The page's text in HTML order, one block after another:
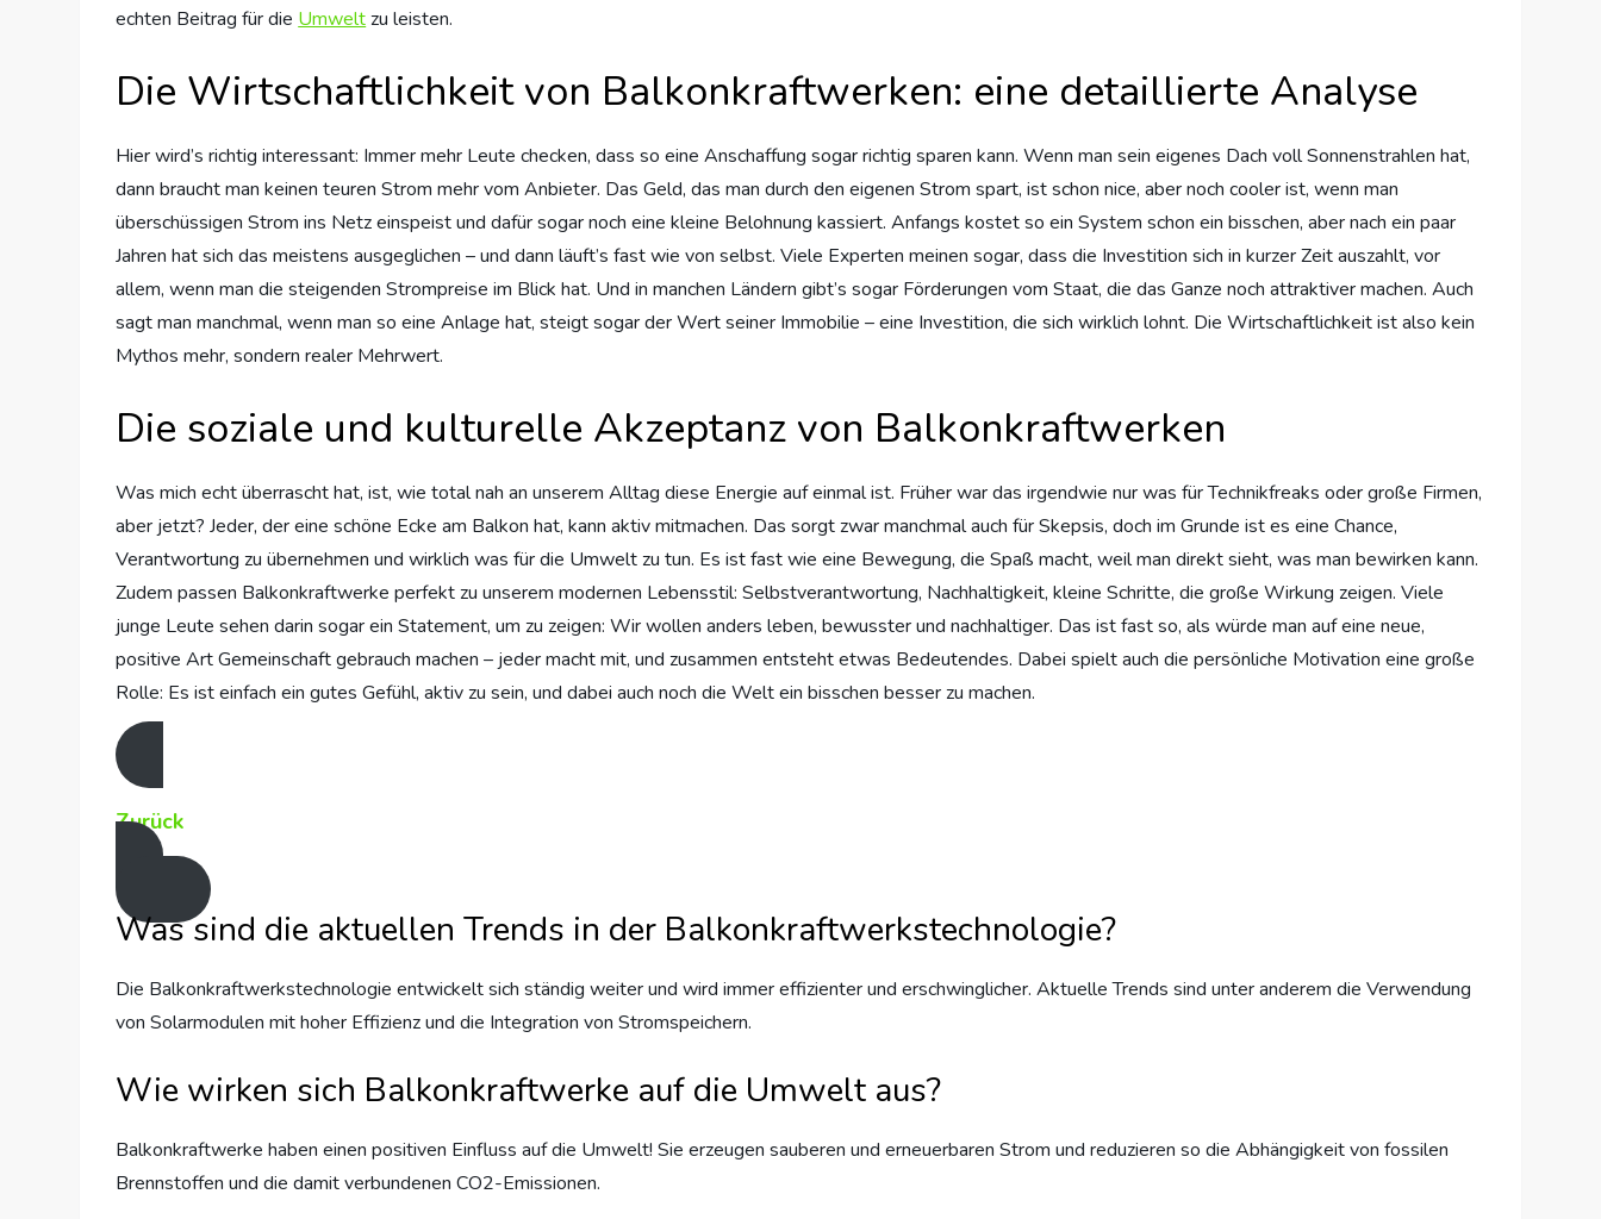
echten Beitrag für die Umweltzu leisten.
Die Wirtschaftlichkeit von Balkonkraftwerken: eine detaillierte Analyse
Hier wird’s richtig interessant: Immer mehr Leute checken, dass so eine Anschaffung sogar richtig sparen kann. Wenn man sein eigenes Dach voll Sonnenstrahlen hat,
dann braucht man keinen teuren Strom mehr vom Anbieter. Das Geld, das man durch den eigenen Strom spart, ist schon nice, aber noch cooler ist, wenn man
überschüssigen Strom ins Netz einspeist und dafür sogar noch eine kleine Belohnung kassiert. Anfangs kostet so ein System schon ein bisschen, aber nach ein paar
Jahren hat sich das meistens ausgeglichen – und dann läuft’s fast wie von selbst. Viele Experten meinen sogar, dass die Investition sich in kurzer Zeit auszahlt, vor
allem, wenn man die steigenden Strompreise im Blick hat. Und in manchen Ländern gibt’s sogar Förderungen vom Staat, die das Ganze noch attraktiver machen. Auch
sagt man manchmal, wenn man so eine Anlage hat, steigt sogar der Wert seiner Immobilie – eine Investition, die sich wirklich lohnt. Die Wirtschaftlichkeit ist also kein
Mythos mehr, sondern realer Mehrwert.
Die soziale und kulturelle Akzeptanz von Balkonkraftwerken
Was mich echt überrascht hat, ist, wie total nah an unserem Alltag diese Energie auf einmal ist. Früher war das irgendwie nur was für Technikfreaks oder große Firmen,
aber jetzt? Jeder, der eine schöne Ecke am Balkon hat, kann aktiv mitmachen. Das sorgt zwar manchmal auch für Skepsis, doch im Grunde ist es eine Chance,
Verantwortung zu übernehmen und wirklich was für die Umwelt zu tun. Es ist fast wie eine Bewegung, die Spaß macht, weil man direkt sieht, was man bewirken kann.
Zudem passen Balkonkraftwerke perfekt zu unserem modernen Lebensstil: Selbstverantwortung, Nachhaltigkeit, kleine Schritte, die große Wirkung zeigen. Viele
junge Leute sehen darin sogar ein Statement, um zu zeigen: Wir wollen anders leben, bewusster und nachhaltiger. Das ist fast so, als würde man auf eine neue,
positive Art Gemeinschaft gebrauch machen – jeder macht mit, und zusammen entsteht etwas Bedeutendes. Dabei spielt auch die persönliche Motivation eine große
Rolle: Es ist einfach ein gutes Gefühl, aktiv zu sein, und dabei auch noch die Welt ein bisschen besser zu machen.
Zurück
Was sind die aktuellen Trends in der Balkonkraftwerkstechnologie?
Die Balkonkraftwerkstechnologie entwickelt sich ständig weiter und wird immer effizienter und erschwinglicher. Aktuelle Trends sind unter anderem die Verwendung
von Solarmodulen mit hoher Effizienz und die Integration von Stromspeichern.
Wie wirken sich Balkonkraftwerke auf die Umwelt aus?
Balkonkraftwerke haben einen positiven Einfluss auf die Umwelt! Sie erzeugen sauberen und erneuerbaren Strom und reduzieren so die Abhängigkeit von fossilen
Brennstoffen und die damit verbundenen CO2-Emissionen.